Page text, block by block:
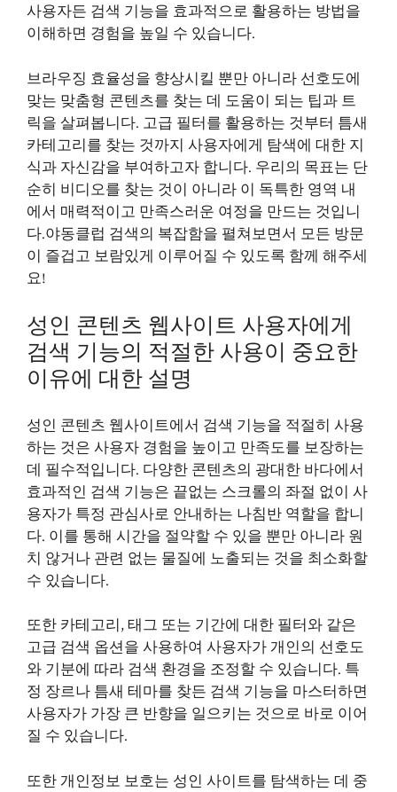
사용자든 검색 기능을 효과적으로 활용하는 방법을
이해하면 경험을 높일 수 있습니다.
브라우징 효율성을 향상시킬 뿐만 아니라 선호도에
맞는 맞춤형 콘텐츠를 찾는 데 도움이 되는 팁과 트
릭을 살펴봅니다. 고급 필터를 활용하는 것부터 틈새
카테고리를 찾는 것까지 사용자에게 탐색에 대한 지
식과 자신감을 부여하고자 합니다. 우리의 목표는 단
순히 비디오를 찾는 것이 아니라 이 독특한 영역 내
에서 매력적이고 만족스러운 여정을 만드는 것입니
다.야동클럽 검색의 복잡함을 펼쳐보면서 모든 방문
이 즐겁고 보람있게 이루어질 수 있도록 함께 해주세
요!
성인 콘텐츠 웹사이트 사용자에게
검색 기능의 적절한 사용이 중요한
이유에 대한 설명
성인 콘텐츠 웹사이트에서 검색 기능을 적절히 사용
하는 것은 사용자 경험을 높이고 만족도를 보장하는
데 필수적입니다. 다양한 콘텐츠의 광대한 바다에서
효과적인 검색 기능은 끝없는 스크롤의 좌절 없이 사
용자가 특정 관심사로 안내하는 나침반 역할을 합니
다. 이를 통해 시간을 절약할 수 있을 뿐만 아니라 원
치 않거나 관련 없는 물질에 노출되는 것을 최소화할
수 있습니다.
또한 카테고리, 태그 또는 기간에 대한 필터와 같은
고급 검색 옵션을 사용하여 사용자가 개인의 선호도
와 기분에 따라 검색 환경을 조정할 수 있습니다. 특
정 장르나 틈새 테마를 찾든 검색 기능을 마스터하면
사용자가 가장 큰 반향을 일으키는 것으로 바로 이어
질 수 있습니다.
또한 개인정보 보호는 성인 사이트를 탐색하는 데 중